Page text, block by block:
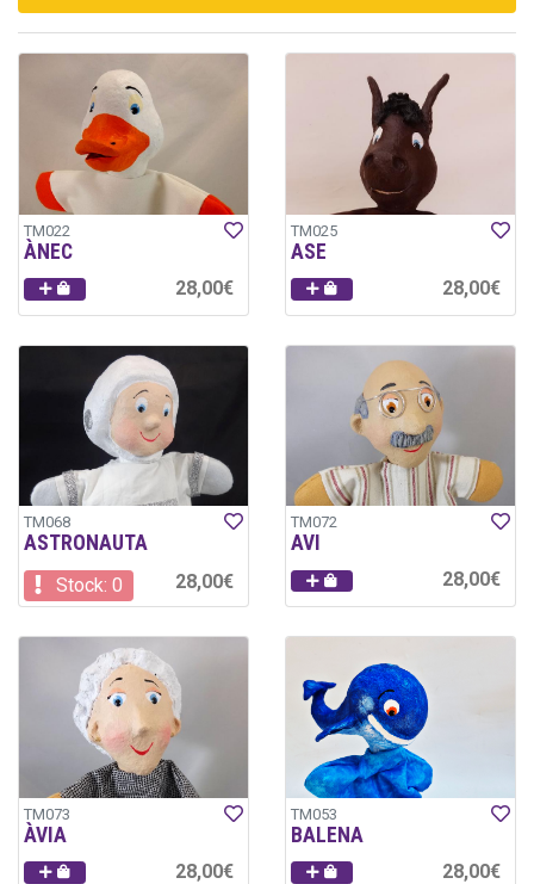
TM022
ÀNEC
28,00€
TM025
ASE
28,00€
TM068
ASTRONAUTA
Stock: 0 28,00€
TM072
AVI
28,00€
TM073
ÀVIA
28,00€
TM053
BALENA
28,00€